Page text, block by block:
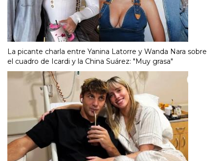
La picante charla entre Yanina Latorre y Wanda Nara sobre
el cuadro de Icardi y la China Suárez: "Muy grasa"